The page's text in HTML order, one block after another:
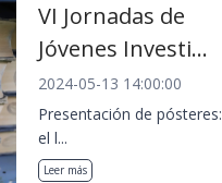
VI Jornadas de
Jóvenes Investi...
2024-05-13 14:00:00
Presentación de pósteres:
el l...
Leer más